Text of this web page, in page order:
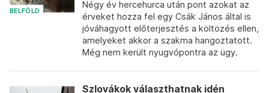
BELFÖLD
Négy év hercehurca után pont azokat az
érveket hozza fel egy Csák János által is
jóváhagyott előterjesztés a költözés ellen,
amelyeket akkor a szakma hangoztatott.
Még nem került nyugvópontra az ügy.
Szlovákok választhatnak idén